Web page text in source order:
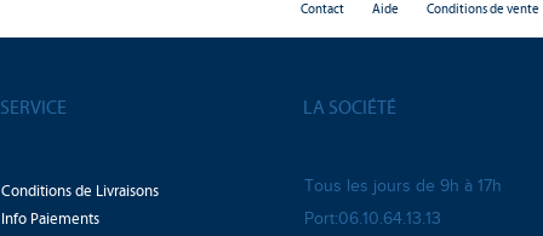
Contact Aide Conditions de vente
SERVICE LA SOCIÉTÉ
Conditions de Livraisons
Info Paiements
Tous les jours de 9h à 17h
Port:06.10.64.13.13